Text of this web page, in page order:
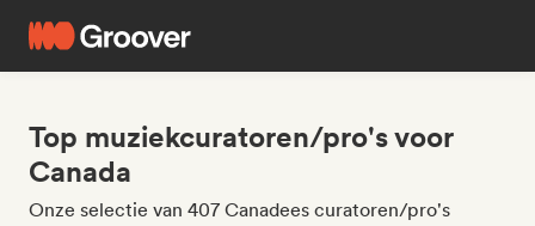
Top muziekcuratoren/pro's voor
Canada
Onze selectie van 407 Canadees curatoren/pro's